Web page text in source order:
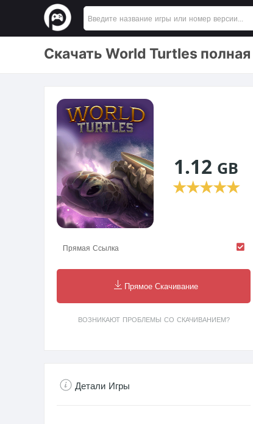
Скачать World Turtles
1.12 GB
★★★★★
Прямая Ссылка
Прямое Скачивание
ВОЗНИКАЮТ ПРОБЛЕМЫ СО СКАЧИВАНИЕМ?
Детали Игры